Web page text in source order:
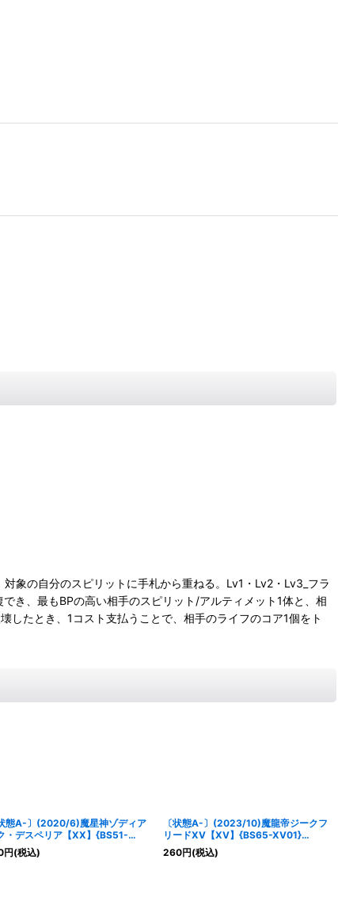
象の自分のスピリットに手札から重ねる。Lv1・Lv2・Lv3_フラ
き、最もBPの高い相手のスピリット/アルティメット1体と、相
したとき、1コスト支払うことで、相手のライフのコア1個をト
状態A-〕(2020/6)魔星神ゾディア
・デスペリア【XX】{BS51-
《紫》
円(税込)
〔状態A-〕(2023/10)魔龍帝ジークフ
リードXV【XV】{BS65-XV01}
《赤》
260円(税込)